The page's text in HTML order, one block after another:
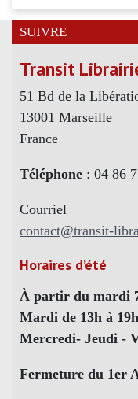
SUIVRE
Transit
51 Bd de la
13001 Marseille
France
Téléphone : 04 86
Courriel
contact@transit-
Horaires d’été
À partir du mardi
Mardi de 13h à 19h
Mercredi- Jeudi -
Fermeture du 1er